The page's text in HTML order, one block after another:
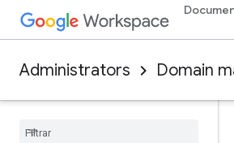
Administrators Domain
TXT
Resolver problemas nos registros TXT
Gerenciamento de domínios
usuário ou um domínio secundário